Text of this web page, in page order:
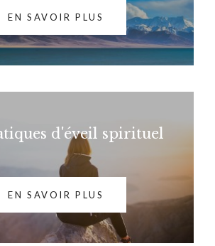
EN SAVOIR PLUS
d'éveil spirituel
EN SAVOIR PLUS